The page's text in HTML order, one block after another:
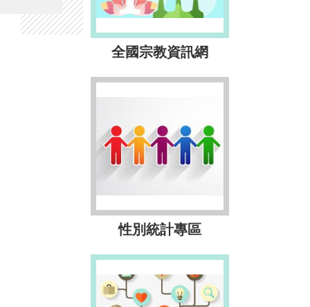
全國宗教資訊網
性別統計專區